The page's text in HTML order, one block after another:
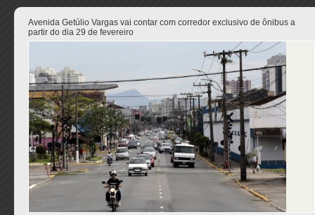
Avenida Getúlio Vargas vai contar com corredor exclusivo de ônibus a
partir do dia 29 de fevereiro